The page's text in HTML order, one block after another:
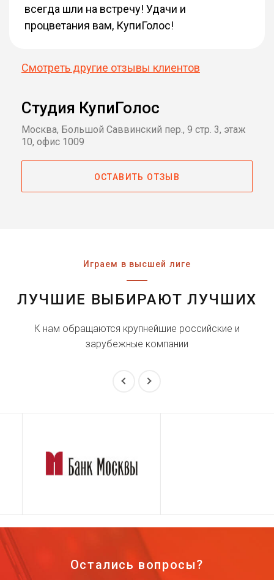
всегда шли на встречу! Удачи и
процветания вам, КупиГолос!
Смотреть другие отзывы клиентов
Студия КупиГолос
Москва, Большой Саввинский пер., 9 стр. 3, этаж
10, офис 1009
ОСТАВИТЬ ОТЗЫВ
Играем в высшей лиге
ЛУЧШИЕ ВЫБИРАЮТ ЛУЧШИХ
К нам обращаются крупнейшие российские и
зарубежные компании
Остались вопросы?